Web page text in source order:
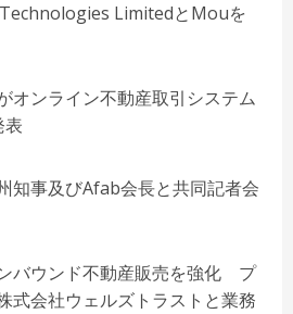
LimitedとMouを
オンライン不動産取引システム
知事及びAfab会長と共同記者会
バウンド不動産販売を強化 プ
式会社ウェルズトラストと業務